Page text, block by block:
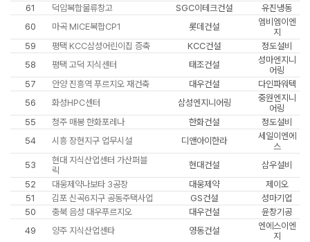
61
덕암복합물류창고 SGC이테크건설
유진냉동
60
마곡 MICE복합CP1 롯데건설
엠비엠이엔
지
59
평택 KCC삼성어린이집 증축 KCC건설
정도설비
58
평택 고덕 지식센터 태조건설
성마엔지니
어링
57
안양 진흥역 푸르지오 재건축 대우건설
다인파워텍
56
화성HPC센터 삼성엔지니어링
중원엔지니
어링
55
청주 매봉 한화포레나 한화건설
정도설비
54
시흥 장현지구 업무시설 디앤아이한라
세일이엔에
스
53
현대 지식산업센터 가산퍼블
릭
현대건설
삼우설비
52
대웅제약나보타 3공장 대웅제약
제이오
51
김포 신곡6지구 공동주택사업 GS건설
성마기업
50
충북 음성 대우푸르지오 대우건설
윤창기공
49
양주 지식산업센타 영동건설
엔에스이엔
지